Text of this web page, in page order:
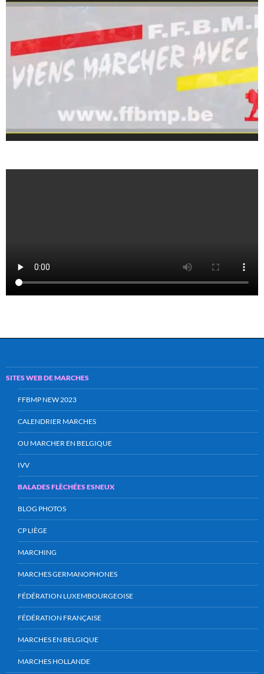
SITES WEB DE MARCHES
FFBMP NEW 2023
CALENDRIER MARCHES
OU MARCHER EN BELGIQUE
IVV
BALADES FLÈCHÉES ESNEUX
BLOG PHOTOS
CP LIÈGE
MARCHING
MARCHES GERMANOPHONES
FÉDÉRATION LUXEMBOURGEOISE
FÉDÉRATION FRANÇAISE
MARCHES EN BELGIQUE
MARCHES HOLLANDE